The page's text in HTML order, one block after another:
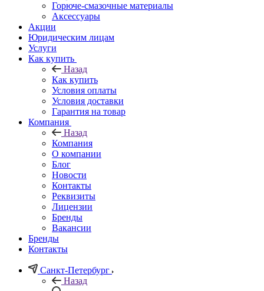
Горюче-смазочные материалы
Аксессуары
Акции
Юридическим лицам
Услуги
Как купить
Назад
Как купить
Условия оплаты
Условия доставки
Гарантия на товар
Компания
Назад
Компания
О компании
Блог
Новости
Контакты
Реквизиты
Лицензии
Бренды
Вакансии
Бренды
Контакты
Санкт-Петербург
Назад